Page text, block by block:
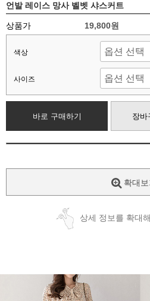
언발 레이스 망사 벨벳 샤스커트
상품가 19,800원
색상
사이즈
바로 구매하기 장바
확대보
상세 정보를 확대